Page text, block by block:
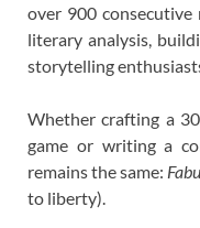
over 900
literary analysis,
storytelling
Whether crafting a
game or writing a
remains the same:
to liberty).